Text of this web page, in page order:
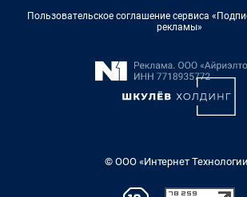
Пользовательское соглашение сервиса
рекламы»
© ООО «Интернет